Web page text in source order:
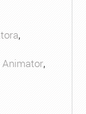
,
Animator,